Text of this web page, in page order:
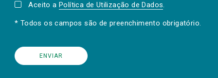
Aceito a Política de Utilização de Dados.
* Todos os campos são de preenchimento obrigatório.